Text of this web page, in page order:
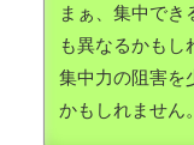
まぁ、集中でき
も異なるかもし
集中力の阻害を
かもしれません。